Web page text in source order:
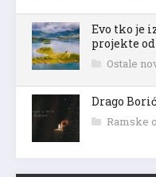
Evo tko je
projekte
Ostale
Drago Borić
Ramske